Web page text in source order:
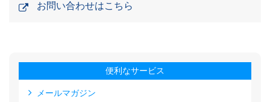
お問い合わせはこちら
便利なサービス
メールマガジン